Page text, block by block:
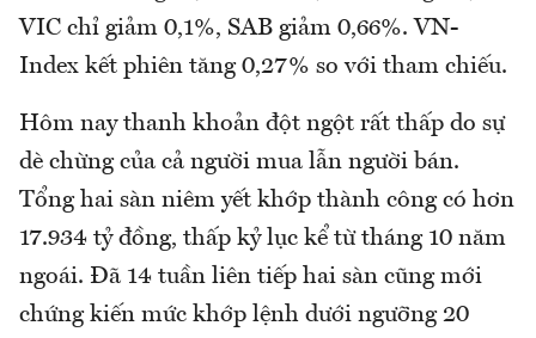
VIC chỉ giảm 0,1%, SAB giảm 0,66%. VN-
Index kết phiên tăng 0,27% so với tham chiếu.
Hôm nay thanh khoản đột ngột rất thấp do sự
dè chừng của cả người mua lẫn người bán.
Tổng hai sàn niêm yết khớp thành công có hơn
17.934 tỷ đồng, thấp kỷ lục kể từ tháng 10 năm
ngoái. Đã 14 tuần liên tiếp hai sàn cũng mới
chứng kiến mức khớp lệnh dưới ngưỡng 20